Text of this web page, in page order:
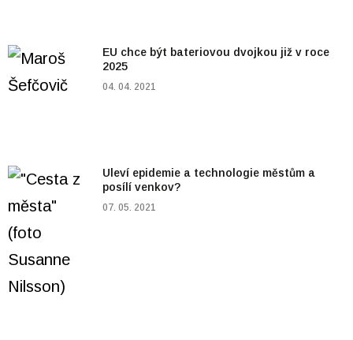
EU chce být bateriovou dvojkou již v roce
2025
04. 04. 2021
Uleví epidemie a technologie městům a
posílí venkov?
07. 05. 2021